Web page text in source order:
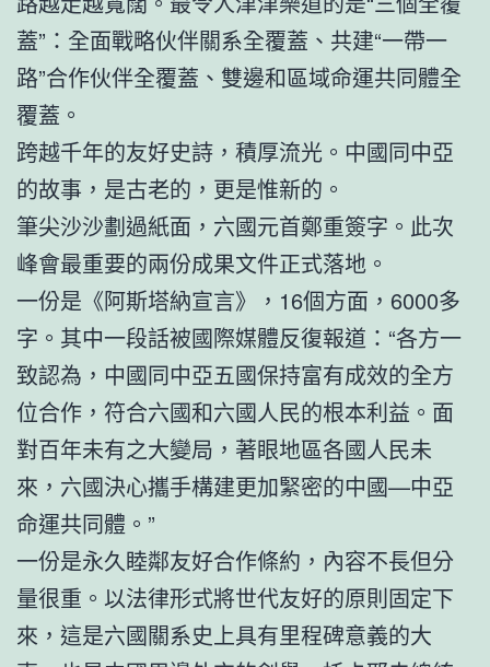
蓋”：全面戰略伙伴關系全覆蓋、共建“一帶一
路”合作伙伴全覆蓋、雙邊和區域命運共同體全
覆蓋。
跨越千年的友好史詩，積厚流光。中國同中亞
的故事，是古老的，更是惟新的。
筆尖沙沙劃過紙面，六國元首鄭重簽字。此次
峰會最重要的兩份成果文件正式落地。
一份是《阿斯塔納宣言》，16個方面，6000多
字。其中一段話被國際媒體反復報道：“各方一
致認為，中國同中亞五國保持富有成效的全方
位合作，符合六國和六國人民的根本利益。面
對百年未有之大變局，著眼地區各國人民未
來，六國決心攜手構建更加緊密的中國—中亞
命運共同體。”
一份是永久睦鄰友好合作條約，內容不長但分
量很重。以法律形式將世代友好的原則固定下
來，這是六國關系史上具有里程碑意義的大